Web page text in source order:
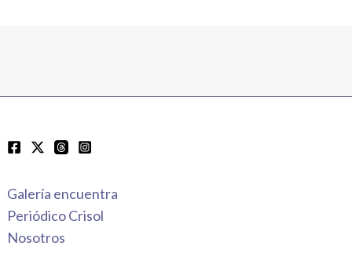
Galería encuentra
Periódico Crisol
Nosotros